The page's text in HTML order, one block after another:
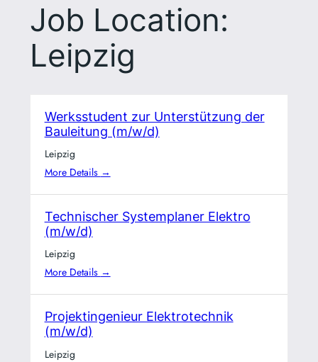
Job Location:
Leipzig
Werksstudent zur Unterstützung der
Bauleitung (m/w/d)
Leipzig
More Details
Technischer Systemplaner Elektro
(m/w/d)
Leipzig
More Details
Projektingenieur Elektrotechnik
(m/w/d)
Leipzig